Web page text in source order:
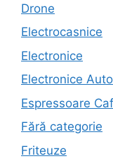
Drone
Electrocasnice
Electronice
Electronice Auto
Espressoare
Fără categorie
Friteuze